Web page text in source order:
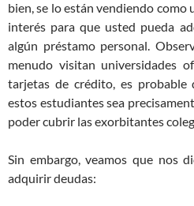
bien, se lo están vendiendo como
interés para que usted pueda
algún préstamo personal.
menudo visitan universidades
tarjetas de crédito, es
estos estudiantes sea
poder cubrir las exorbitantes
Sin embargo, veamos que nos
adquirir deudas: